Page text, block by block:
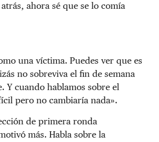
ahora sé que se lo comía
una víctima. Puedes ver que es
no sobreviva el fin de semana
Y cuando hablamos sobre el
pero no cambiaría nada».
de primera ronda
más. Habla sobre la